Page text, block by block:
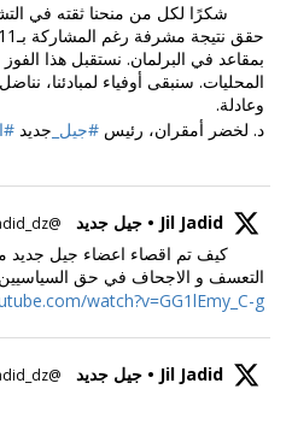
شكرًا لكل من منحنا ثقته في
بمقاعد في البرلمان. نستقبل هذا الفوز
المحليات. سنبقى أوفياء لمبادئنا،
وعادلة.
د. لخضر أمقران، رئيس #جيل_ جديد
Jil Jadid • جيل جديد @jiljadid_dz
كيف تم اقصاء اعضاء جيل جديد من
التعسف و الاجحاف في حق السياسيين
watch?v=GG1lEmy_C-g
Jil Jadid • جيل جديد @jiljadid_dz